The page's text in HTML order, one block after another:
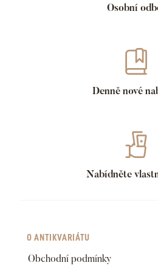
Osobní
Denně nové
Nabídněte
O ANTIKVARIÁTU
Obchodní podmínky